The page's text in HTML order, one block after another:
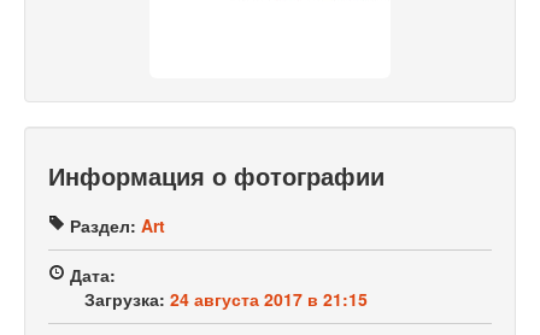
Информация о фотографии
Раздел: Art
Дата:
Загрузка: 24 августа 2017 в 21:15